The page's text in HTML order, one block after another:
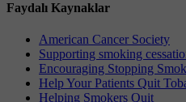
Faydalı Kaynaklar
American Cancer Society
Supporting smoking
Encouraging Stopping
Help Your Patients Quit
Helping Smokers Quit